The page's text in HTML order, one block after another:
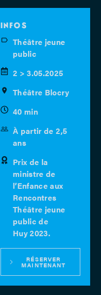
INFOS
Théâtre jeune
public
2 > 3.05.2025
Théâtre Blocry
40 min
À partir de 2,5
ans
Prix de la
ministre de
l’Enfance aux
Rencontres
Théâtre jeune
public de
Huy 2023.
RÉSERVER
MAINTENANT